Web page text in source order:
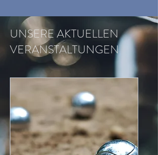
UNSERE AKTUELLEN
VERANSTALTUNGEN